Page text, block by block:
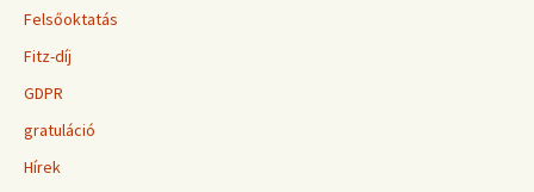
Felsőoktatás
Fitz-díj
GDPR
gratuláció
Hírek